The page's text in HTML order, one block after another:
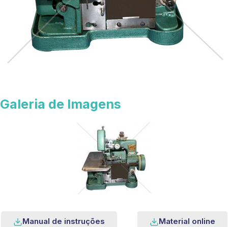
Galeria de Imagens
Manual de instruções Material online